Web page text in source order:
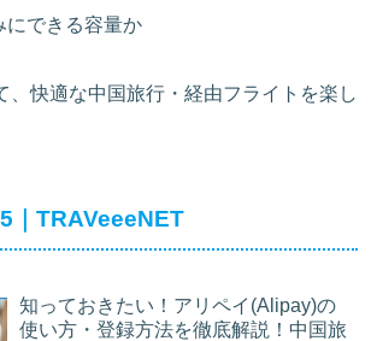
にできる容量か
、快適な中国旅行・経由フライトを楽し
｜TRAVeeeNET
知っておきたい！アリペイ(Alipay)の
使い方・登録方法を徹底解説！中国旅